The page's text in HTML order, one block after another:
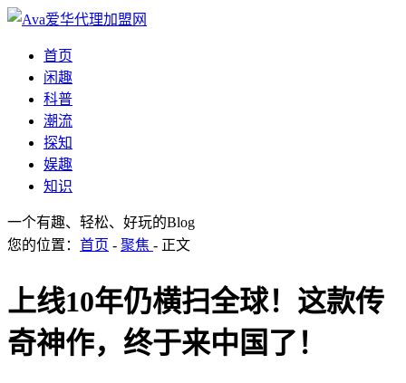
首页
闲趣
科普
潮流
探知
娱趣
知识
一个有趣、轻松、好玩的Blog
您的位置： 首页 - 聚焦 - 正文
上线10年仍横扫全球！这款传
奇神作，终于来中国了！